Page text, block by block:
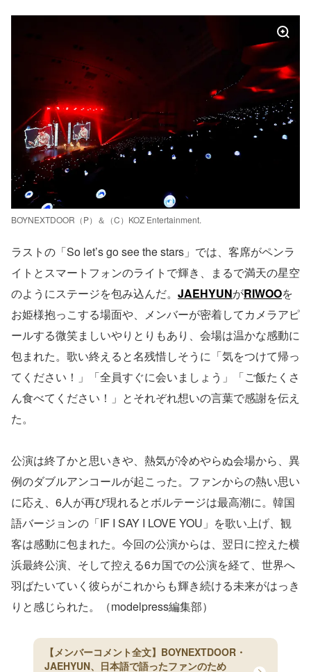
BOYNEXTDOOR（P）＆（C）KOZ Entertainment.
ラストの「So let’s go see the stars」では、客席がペンラ
イトとスマートフォンのライトで輝き、まるで満天の星空
のようにステージを包み込んだ。 JAEHYUNがRIWOOを
お姫様抱っこする場面や、メンバーが密着してカメラアピ
ールする微笑ましいやりとりもあり、会場は温かな感動に
包まれた。歌い終えると名残惜しそうに「気をつけて帰っ
てください！」「全員すぐに会いましょう」「ご飯たくさ
ん食べてください！」とそれぞれ想いの言葉で感謝を伝え
た。
公演は終了かと思いきや、熱気が冷めやらぬ会場から、異
例のダブルアンコールが起こった。ファンからの熱い思い
に応え、6人が再び現れるとボルテージは最高潮に。韓国
語バージョンの「IF I SAY I LOVE YOU」を歌い上げ、観
客は感動に包まれた。今回の公演からは、翌日に控えた横
浜最終公演、そして控える6カ国での公演を経て、世界へ
羽ばたいていく彼らがこれからも輝き続ける未来がはっき
りと感じられた。（modelpress編集部）
【メンバーコメント全文】BOYNEXTDOOR・
JAEHYUN、日本語で語ったファンのため